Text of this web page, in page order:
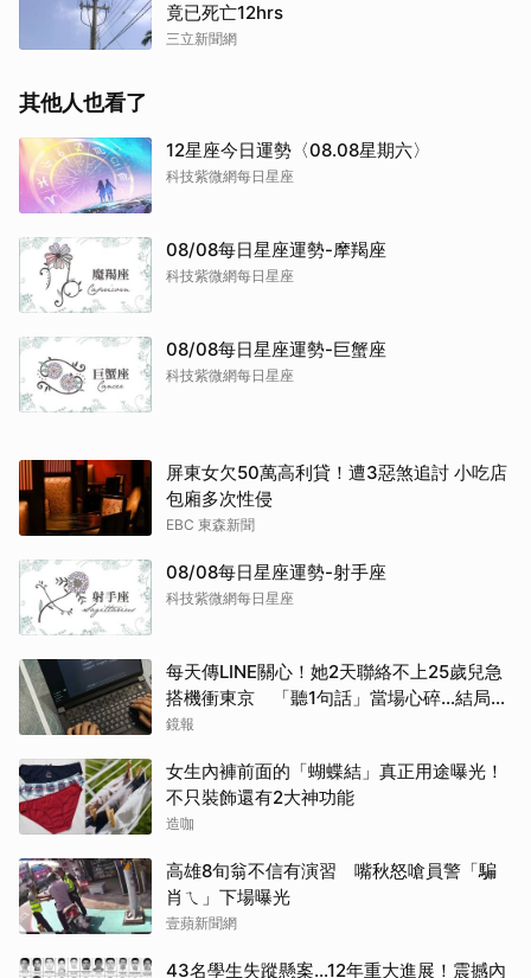
竟已死亡12hrs
三立新聞網
其他人也看了
12星座今日運勢〈08.08星期六〉
科技紫微網每日星座
08/08每日星座運勢-摩羯座
科技紫微網每日星座
08/08每日星座運勢-巨蟹座
科技紫微網每日星座
屏東女欠50萬高利貸！遭3惡煞追討 小吃店
包廂多次性侵
EBC 東森新聞
08/08每日星座運勢-射手座
科技紫微網每日星座
每天傳LINE關心！她2天聯絡不上25歲兒急
搭機衝東京 「聽1句話」當場心碎...結局看
哭網
鏡報
女生內褲前面的「蝴蝶結」真正用途曝光！
不只裝飾還有2大神功能
造咖
高雄8旬翁不信有演習 嘴秋怒嗆員警「騙
肖ㄟ」下場曝光
壹蘋新聞網
43名學生失蹤懸案...12年重大進展！震撼內